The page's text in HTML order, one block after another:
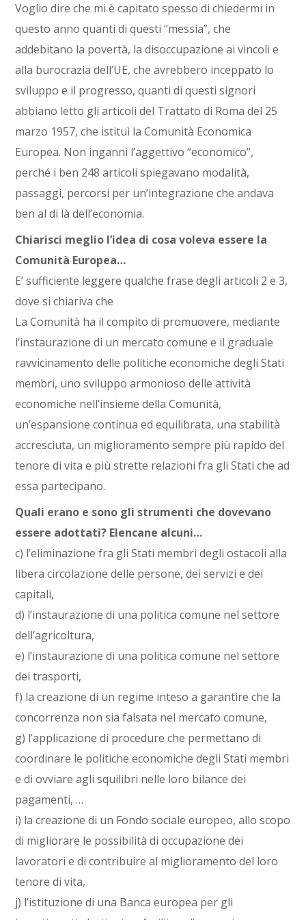
Voglio dire che mi è capitato spesso di chiedermi in
questo anno quanti di questi “messia”, che
addebitano la povertà, la disoccupazione ai vincoli e
alla burocrazia dell’UE, che avrebbero inceppato lo
sviluppo e il progresso, quanti di questi signori
abbiano letto gli articoli del Trattato di Roma del 25
marzo 1957, che istituì la Comunità Economica
Europea. Non inganni l’aggettivo “economico”,
perché i ben 248 articoli spiegavano modalità,
passaggi, percorsi per un’integrazione che andava
ben al di là dell’economia.
Chiarisci meglio l’idea di cosa voleva essere la
Comunità Europea…
E’ sufficiente leggere qualche frase degli articoli 2 e 3,
dove si chiariva che
La Comunità ha il compito di promuovere, mediante
l’instaurazione di un mercato comune e il graduale
ravvicinamento delle politiche economiche degli Stati
membri, uno sviluppo armonioso delle attività
economiche nell’insieme della Comunità,
un’espansione continua ed equilibrata, una stabilità
accresciuta, un miglioramento sempre più rapido del
tenore di vita e più strette relazioni fra gli Stati che ad
essa partecipano.
Quali erano e sono gli strumenti che dovevano
essere adottati? Elencane alcuni…
c) l’eliminazione fra gli Stati membri degli ostacoli alla
libera circolazione delle persone, dei servizi e dei
capitali,
d) l’instaurazione di una politica comune nel settore
dell’agricoltura,
e) l’instaurazione di una politica comune nel settore
dei trasporti,
f) la creazione di un regime inteso a garantire che la
concorrenza non sia falsata nel mercato comune,
g) l’applicazione di procedure che permettano di
coordinare le politiche economiche degli Stati membri
e di ovviare agli squilibri nelle loro bilance dei
pagamenti, …
i) la creazione di un Fondo sociale europeo, allo scopo
di migliorare le possibilità di occupazione dei
lavoratori e di contribuire al miglioramento del loro
tenore di vita,
j) l’istituzione di una Banca europea per gli